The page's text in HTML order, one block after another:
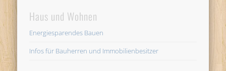
Haus und Wohnen
Energiesparendes Bauen
Infos für Bauherren und Immobilienbesitzer